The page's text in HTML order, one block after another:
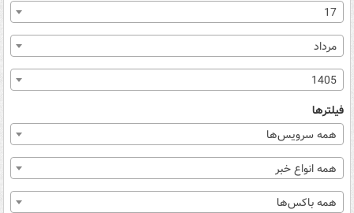
17
مرداد
1405
فیلترها
همه سرویس‌ها
همه انواع خبر
همه باکس‌ها